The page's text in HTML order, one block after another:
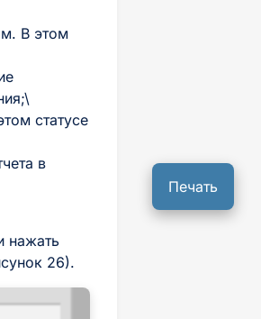
Печать
В этом
статусе
в
нажать
26).